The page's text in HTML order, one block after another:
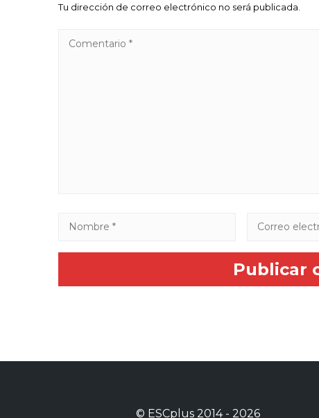
Tu dirección de correo electrónico no será publicada.
© ESCplus2014 - 2026